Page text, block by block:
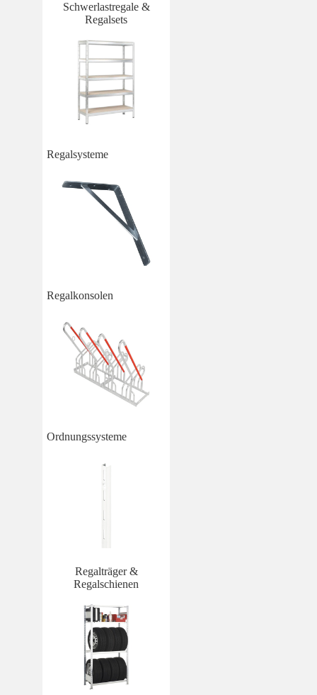
Schwerlastregale &
Regalsets
Regalsysteme
Regalkonsolen
Ordnungssysteme
Regalträger &
Regalschienen